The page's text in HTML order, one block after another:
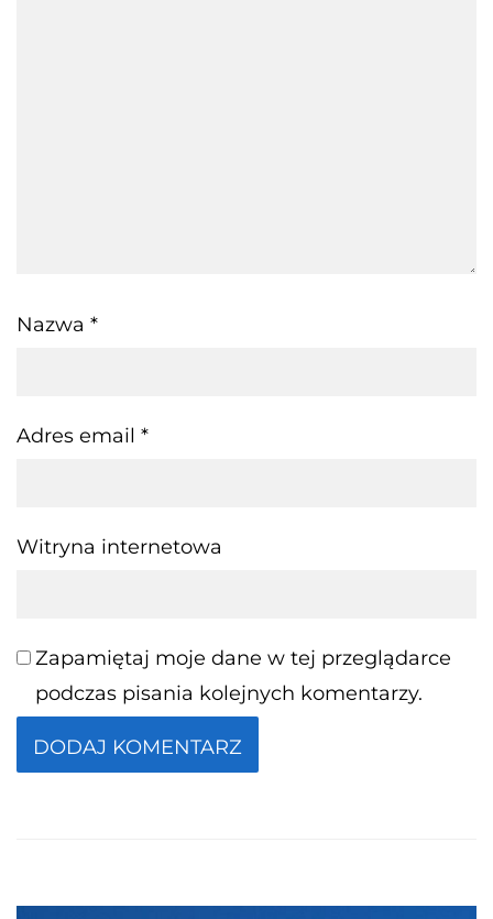
Nazwa *
Adres email *
Witryna internetowa
Zapamiętaj moje dane w tej przeglądarce
podczas pisania kolejnych komentarzy.